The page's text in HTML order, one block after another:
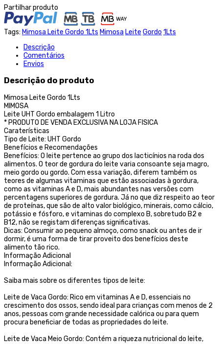
Partilhar produto
Tags: Mimosa Leite Gordo 1Lts Mimosa Leite Gordo 1Lts
Descrição
Comentários
Envios
Descrição do produto
Mimosa Leite Gordo 1Lts
MIMOSA
Leite UHT Gordo embalagem 1 Litro
* PRODUTO DE VENDA EXCLUSIVA NA LOJA FISICA
Caraterísticas
Tipo de Leite: UHT Gordo
Benefícios e Recomendações
Benefícios: O leite pertence ao grupo dos lacticínios na roda dos
alimentos. O teor de gordura do leite varia consoante seja magro,
meio gordo ou gordo. Com essa variação, diferem também os
teores de algumas vitaminas que estão associadas à gordura,
como as vitaminas A e D, mais abundantes nas versões com
percentagens superiores de gordura. Já no que diz respeito ao teor
de proteínas, que são de alto valor biológico, minerais, como cálcio,
potássio e fósforo, e vitaminas do complexo B, sobretudo B2 e
B12, não se registam diferenças significativas.
Dicas: Consumir ao pequeno almoço, como snack ou antes de ir
dormir, é uma forma de tirar proveito dos benefícios deste
alimento tão rico.
Informação Adicional
Informação Adicional:
Saiba mais sobre os diferentes tipos de leite:
Leite de Vaca Gordo: Rico em vitaminas A e D, essenciais no
crescimento dos ossos, sendo ideal para crianças com menos de 2
anos, pessoas com grande necessidade calórica ou para quem
procura beneficiar de todas as propriedades do leite.
Leite de Vaca Meio Gordo: Contém a riqueza nutricional do leite,